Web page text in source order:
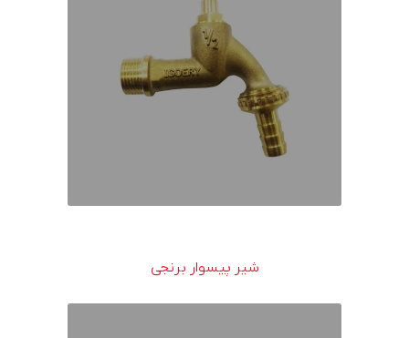
شیر پیسوار برنجی